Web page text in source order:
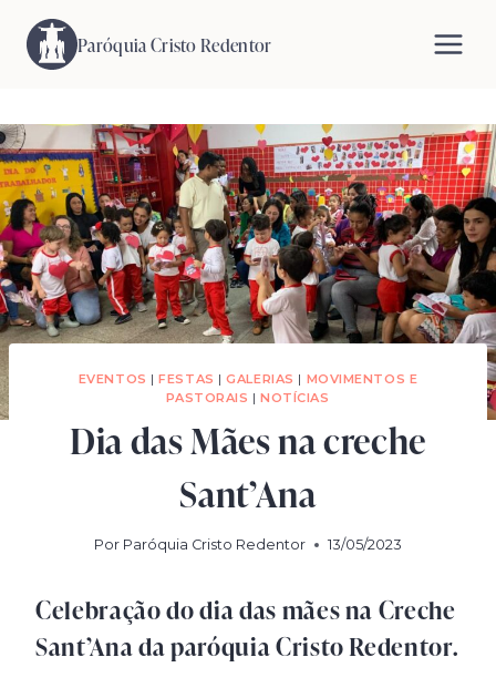
para
Paróquia Cristo Redentor
EVENTOS |FESTAS |GALERIAS | MOVIMENTOS E
PASTORAIS |NOTÍCIAS
Dia das Mães na creche
Sant’Ana
Por Paróquia Cristo Redentor 13/05/2023
Celebração do dia das mães na Creche
Sant’Ana da paróquia Cristo Redentor.